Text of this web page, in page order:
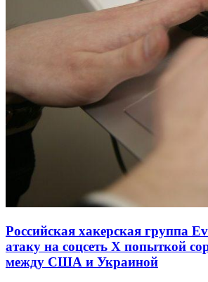
Российская хакерская группа
атаку на соцсеть Х попыткой
между США и Украиной